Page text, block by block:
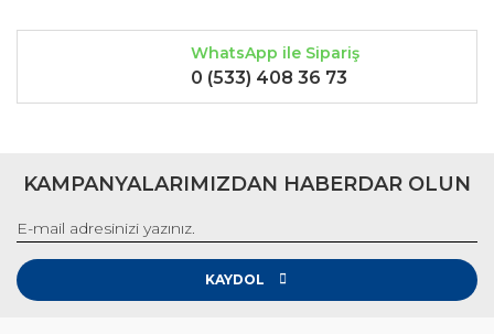
WhatsApp ile Sipariş
0 (533) 408 36 73
KAMPANYALARIMIZDAN HABERDAR OLUN
KAYDOL